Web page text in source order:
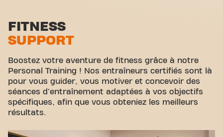
rejoignent.
Zone d'étirement
Cyclisme virtuel
Visite guidée
FITNESS
SUPPORT
Boostez votre aventure de fitness grâce à notre
Personal Training ! Nos entraîneurs certifiés sont là
pour vous guider, vous motiver et concevoir des
séances d'entraînement adaptées à vos objectifs
spécifiques, afin que vous obteniez les meilleurs
résultats.